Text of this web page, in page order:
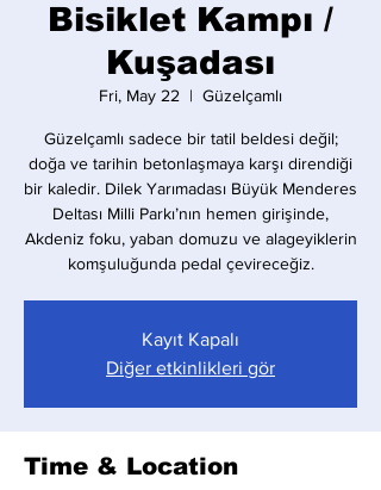
Bisiklet Kampı /
Kuşadası
Fri, May 22
  |
Güzelçamlı
Güzelçamlı sadece bir tatil beldesi değil;
doğa ve tarihin betonlaşmaya karşı direndiği
bir kaledir. Dilek Yarımadası Büyük Menderes
Deltası Milli Parkı’nın hemen girişinde,
Akdeniz foku, yaban domuzu ve alageyiklerin
komşuluğunda pedal çevireceğiz.
Kayıt Kapalı
Diğer etkinlikleri gör
Time & Location